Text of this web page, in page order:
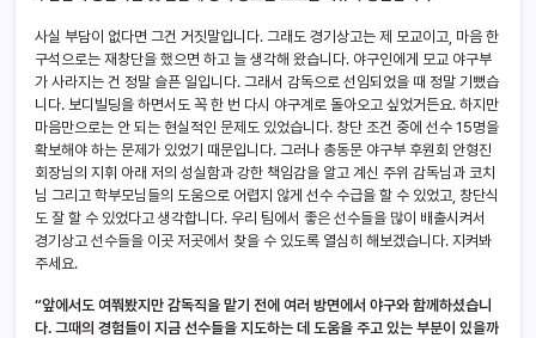
사실 부담이 없다면 그건 거짓말입니다. 그래도 경기상고는 제 모교이고, 마음 한
구석으로는 재창단을 했으면 하고 늘 생각해 왔습니다. 야구인에게 모교 야구부
가 사라지는 건 정말 슬픈 일입니다. 그래서 감독으로 선임되었을 때 정말 기뻤습
니다. 보디빌딩을 하면서도 꼭 한 번 다시 야구계로 돌아오고 싶었거든요. 하지만
마음만으로는 안 되는 현실적인 문제도 있었습니다. 창단 조건 중에 선수 15명을
확보해야 하는 문제가 있었기 때문입니다. 그러나 총동문 야구부 후원회 안형진
회장님의 지휘 아래 저의 성실함과 강한 책임감을 알고 계신 주위 감독님과 코치
님 그리고 학부모님들의 도움으로 어렵지 않게 선수 수급을 할 수 있었고, 창단식
도 잘 할 수 있었다고 생각합니다. 우리 팀에서 좋은 선수들을 많이 배출시켜서
경기상고 선수들을 이곳 저곳에서 찾을 수 있도록 열심히 해보겠습니다. 지켜봐
주세요.
“앞에서도 여쭤봤지만 감독직을 맡기 전에 여러 방면에서 야구와 함께하셨습니
다. 그때의 경험들이 지금 선수들을 지도하는 데 도움을 주고 있는 부분이 있을까